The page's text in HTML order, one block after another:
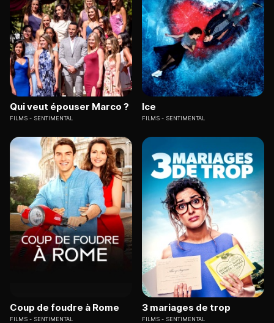
Qui veut épouser Marco ?
FILMS SENTIMENTAL
Ice
FILMS SENTIMENTAL
Coup de foudre à Rome
FILMS SENTIMENTAL
3 mariages de trop
FILMS SENTIMENTAL